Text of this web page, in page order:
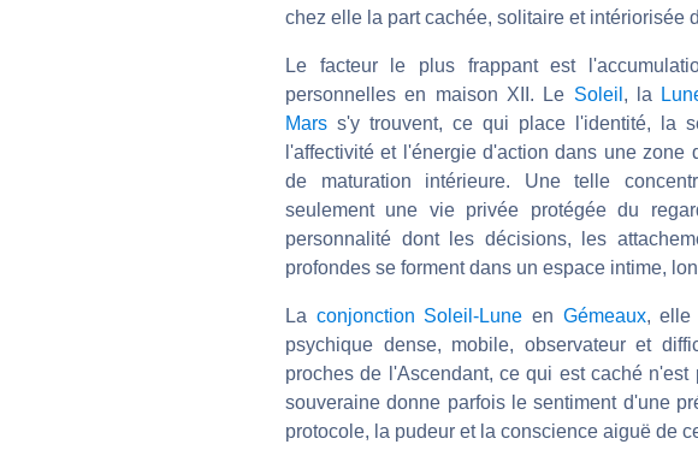
chez elle la part cachée, solitaire et intériorisée
Le facteur le plus frappant est
personnelles en maison XII. Le Soleil , la
Mars s'y trouvent, ce qui place l'identité, la
l'affectivité et l'énergie d'action dans une zone
de maturation intérieure. Une telle
seulement une vie privée protégée du
personnalité dont les décisions, les
profondes se forment dans un espace intime,
La conjonction Soleil-Lune en Gémeaux, elle
psychique dense, mobile, observateur et
proches de l'Ascendant, ce qui est caché
souveraine donne parfois le sentiment d'une
protocole, la pudeur et la conscience aiguë de